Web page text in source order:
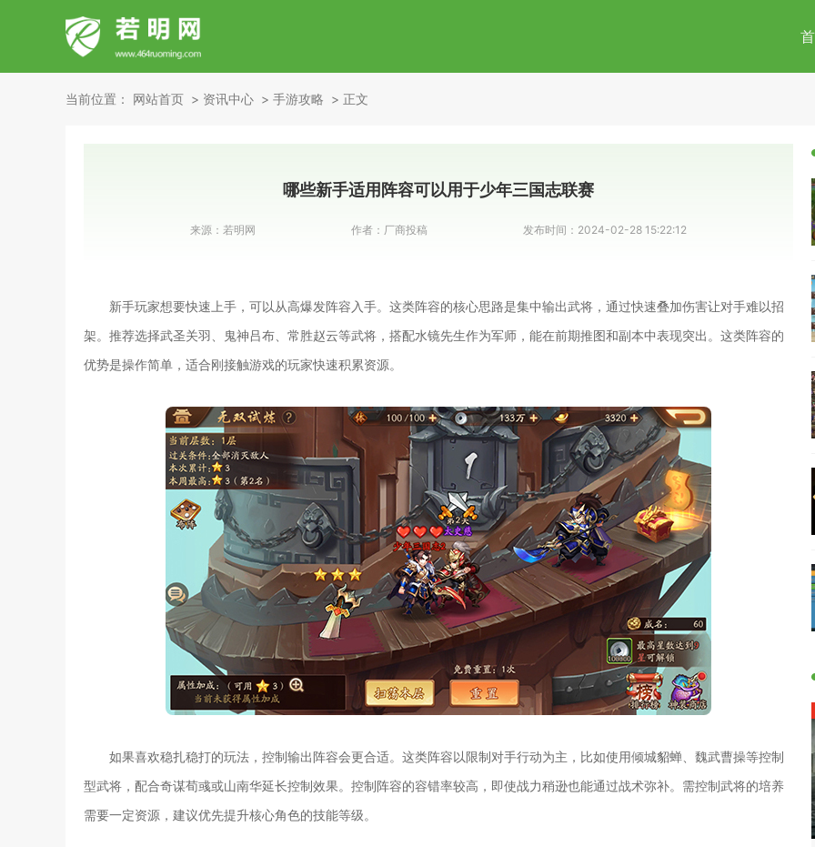
当前位置： 网站首页 资讯中心 手游攻略 正文
哪些新手适用阵容可以用于少年三国志联赛
来源： 若明网 作者： 厂商投稿 发布时间： 2024-02-28 15:22:12
新手玩家想要快速上手，可以从高爆发阵容入手。这类阵容的核心思路是集中输出武将，通过快速叠加伤害让对手难以招
架。推荐选择武圣关羽、鬼神吕布、常胜赵云等武将，搭配水镜先生作为军师，能在前期推图和副本中表现突出。这类阵容的
优势是操作简单，适合刚接触游戏的玩家快速积累资源。
如果喜欢稳扎稳打的玩法，控制输出阵容会更合适。这类阵容以限制对手行动为主，比如使用倾城貂蝉、魏武曹操等控制
型武将，配合奇谋荀彧或山南华延长控制效果。控制阵容的容错率较高，即使战力稍逊也能通过战术弥补。需控制武将的培养
需要一定资源，建议优先提升核心角色的技能等级。